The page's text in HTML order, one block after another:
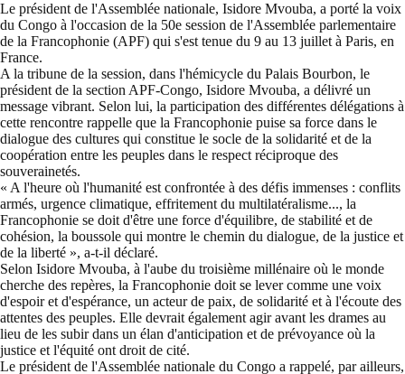
Le président de l'Assemblée nationale, Isidore Mvouba, a porté la voix
du Congo à l'occasion de la 50e session de l'Assemblée parlementaire
de la Francophonie (APF) qui s'est tenue du 9 au 13 juillet à Paris, en
France.
A la tribune de la session, dans l'hémicycle du Palais Bourbon, le
président de la section APF-Congo, Isidore Mvouba, a délivré un
message vibrant. Selon lui, la participation des différentes délégations à
cette rencontre rappelle que la Francophonie puise sa force dans le
dialogue des cultures qui constitue le socle de la solidarité et de la
coopération entre les peuples dans le respect réciproque des
souverainetés.
« A l'heure où l'humanité est confrontée à des défis immenses : conflits
armés, urgence climatique, effritement du multilatéralisme..., la
Francophonie se doit d'être une force d'équilibre, de stabilité et de
cohésion, la boussole qui montre le chemin du dialogue, de la justice et
de la liberté », a-t-il déclaré.
Selon Isidore Mvouba, à l'aube du troisième millénaire où le monde
cherche des repères, la Francophonie doit se lever comme une voix
d'espoir et d'espérance, un acteur de paix, de solidarité et à l'écoute des
attentes des peuples. Elle devrait également agir avant les drames au
lieu de les subir dans un élan d'anticipation et de prévoyance où la
justice et l'équité ont droit de cité.
Le président de l'Assemblée nationale du Congo a rappelé, par ailleurs,